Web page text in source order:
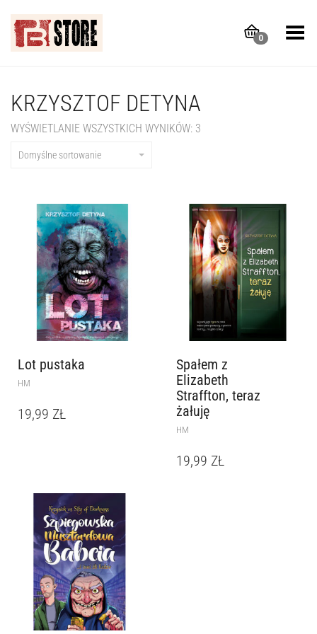
0
Toggle Menu
KRZYSZTOF DETYNA
WYŚWIETLANIE WSZYSTKICH WYNIKÓW: 3
Domyślne sortowanie
Lot pustaka
HM
19,99 ZŁ
Spałem z
Elizabeth
Straffton, teraz
żałuję
HM
19,99 ZŁ